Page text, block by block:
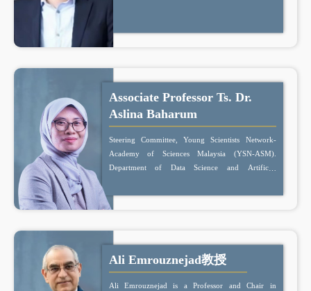
纪优秀人才、“洪堡资深学者”、龙江学者特聘教
授。
Associate Professor Ts. Dr.
Aslina Baharum
Steering Committee, Young Scientists Network-
Academy of Sciences Malaysia (YSN-ASM).
Department of Data Science and Artificial
Intelligence, Faculty of Engineering and
Technology, Sunway University, Malaysia
Ali Emrouznejad教授
Ali Emrouznejad is a Professor and Chair in